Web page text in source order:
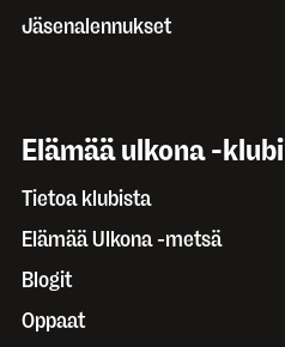
Jäsenalennukset
Elämää ulkona -klubi
Tietoa klubista
Elämää Ulkona -metsä
Blogit
Oppaat